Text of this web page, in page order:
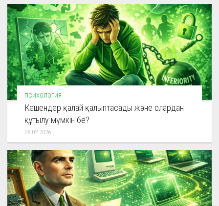
ПСИХОЛОГИЯ
Кешендер қалай қалыптасады және олардан
құтылу мүмкін бе?
28.02.2026